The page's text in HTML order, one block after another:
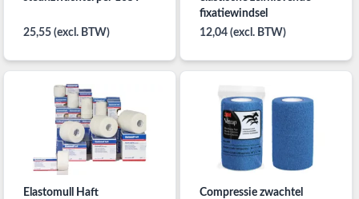
25,55 (excl. BTW)
fixatiewindsel
12,04 (excl. BTW)
Elastomull Haft
Compressie zwachtel